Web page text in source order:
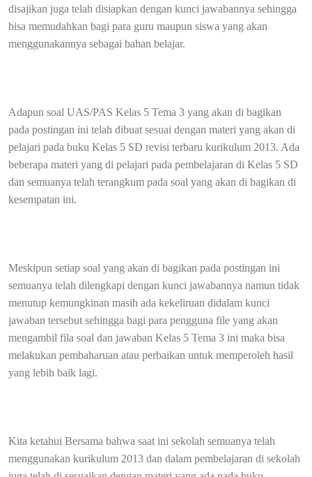
disajikan juga telah disiapkan dengan kunci jawabannya sehingga
bisa memudahkan bagi para guru maupun siswa yang akan
menggunakannya sebagai bahan belajar.
Adapun soal UAS/PAS Kelas 5 Tema 3 yang akan di bagikan
pada postingan ini telah dibuat sesuai dengan materi yang akan di
pelajari pada buku Kelas 5 SD revisi terbaru kurikulum 2013. Ada
beberapa materi yang di pelajari pada pembelajaran di Kelas 5 SD
dan semuanya telah terangkum pada soal yang akan di bagikan di
kesempatan ini.
Meskipun setiap soal yang akan di bagikan pada postingan ini
semuanya telah dilengkapi dengan kunci jawabannya namun tidak
menutup kemungkinan masih ada kekeliruan didalam kunci
jawaban tersebut sehingga bagi para pengguna file yang akan
mengambil fila soal dan jawaban Kelas 5 Tema 3 ini maka bisa
melakukan pembaharuan atau perbaikan untuk memperoleh hasil
yang lebih baik lagi.
Kita ketahui Bersama bahwa saat ini sekolah semuanya telah
menggunakan kurikulum 2013 dan dalam pembelajaran di sekolah